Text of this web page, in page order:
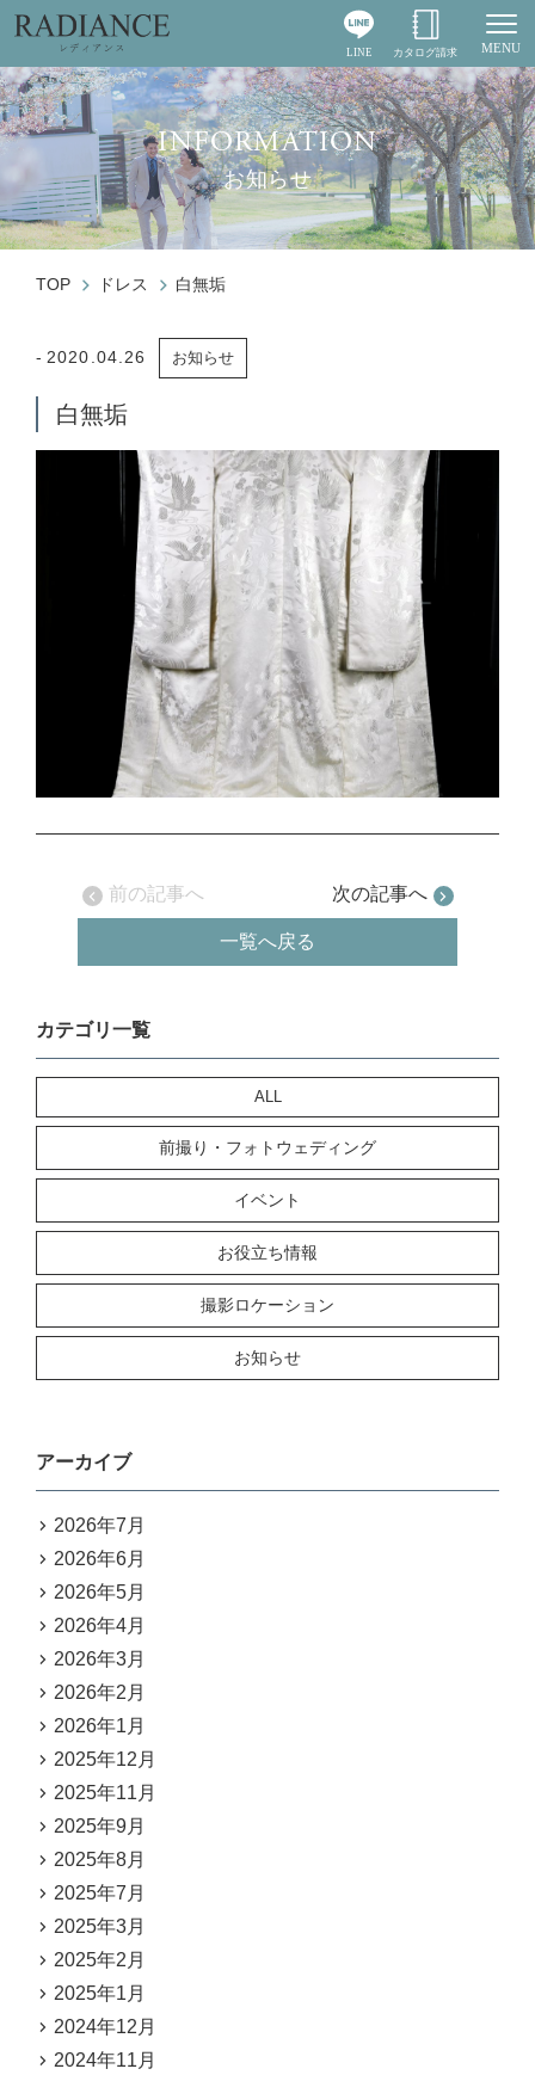
MENU
LINE カタログ請求
INFORMATION
お知らせ
TOP ドレス 白無垢
2020.04.26 お知らせ
白無垢
前の記事へ 次の記事へ
一覧へ戻る
カテゴリ一覧
ALL
前撮り・フォトウェディング
イベント
お役立ち情報
撮影ロケーション
お知らせ
アーカイブ
2026年7月
2026年6月
2026年5月
2026年4月
2026年3月
2026年2月
2026年1月
2025年12月
2025年11月
2025年9月
2025年8月
2025年7月
2025年3月
2025年2月
2025年1月
2024年12月
2024年11月